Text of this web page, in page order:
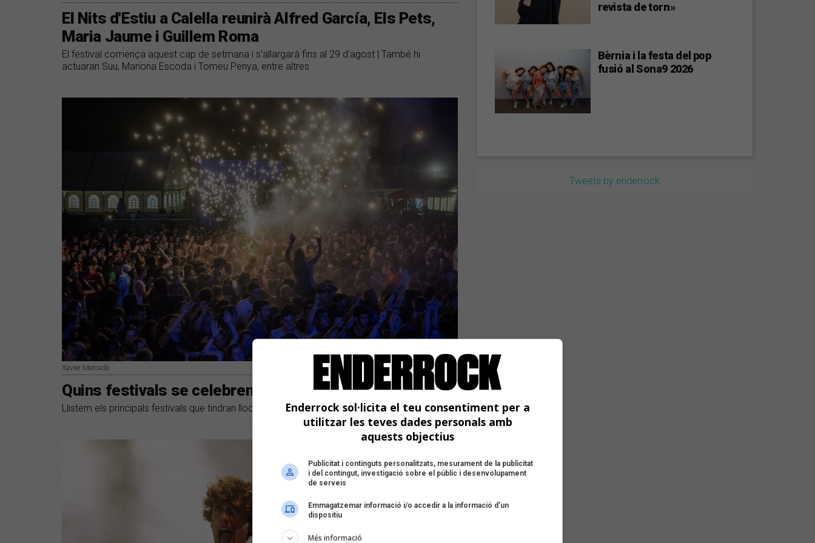
El Nits d'Estiu a Calella reunirà Alfred García, Els Pets,
Maria Jaume i Guillem Roma
El festival comença aquest cap de setmana i s'allargarà fins al 29 d'agost | També hi
actuaran Suu, Mariona Escoda i Tomeu Penya, entre altres
Xavier Mercadé
Quins festivals se celebren aquesta primavera i estiu?
Llistem els principals festivals que tindran lloc els pròxims mesos als Països Catalans
revista de torn»
Bèrnia i la festa del pop
fusió al Sona9 2026
Tweets by enderrock
Enderrock sol·licita el teu consentiment per a
utilitzar les teves dades personals amb
aquests objectius
Publicitat i continguts personalitzats, mesurament de la publicitat
i del contingut, investigació sobre el públic i desenvolupament
de serveis
Emmagatzemar informació i/o accedir a la informació d’un
dispositiu
Més informació